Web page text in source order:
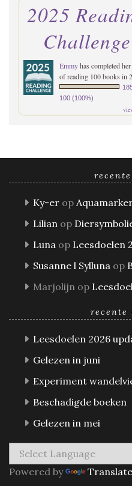
2025
Challenge
Emmyhas completed
of reading 100 books in
100 (100%)
Ky-er op
Lilian op
Luna op Leesdoelen
Susanne l Sylluna op
Marjolijn op
recente
Leesdoelen 2026
Gelezen in juni
Experiment
Beschadigde boeken
Gelezen in mei
Powered by Translate